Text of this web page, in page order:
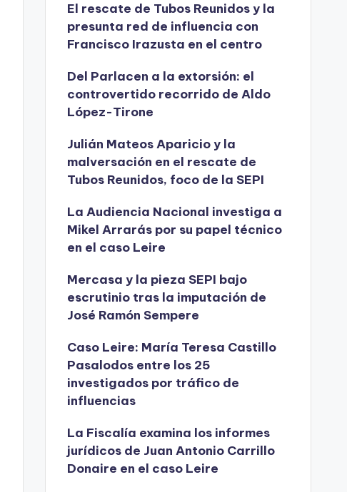
El rescate de Tubos Reunidos y la
presunta red de influencia con
Francisco Irazusta en el centro
Del Parlacen a la extorsión: el
controvertido recorrido de Aldo
López-Tirone
Julián Mateos Aparicio y la
malversación en el rescate de
Tubos Reunidos, foco de la SEPI
La Audiencia Nacional investiga a
Mikel Arrarás por su papel técnico
en el caso Leire
Mercasa y la pieza SEPI bajo
escrutinio tras la imputación de
José Ramón Sempere
Caso Leire: María Teresa Castillo
Pasalodos entre los 25
investigados por tráfico de
influencias
La Fiscalía examina los informes
jurídicos de Juan Antonio Carrillo
Donaire en el caso Leire